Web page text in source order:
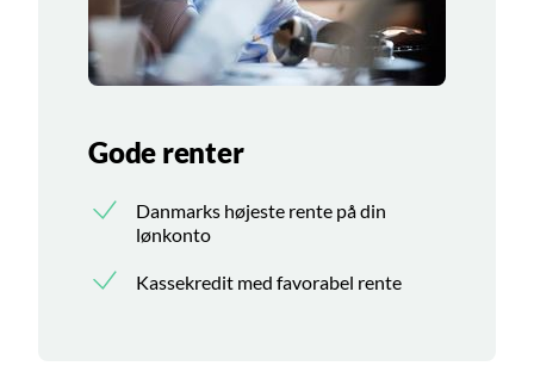
Gode renter
Danmarks højeste rente på din
lønkonto
Kassekredit med favorabel rente